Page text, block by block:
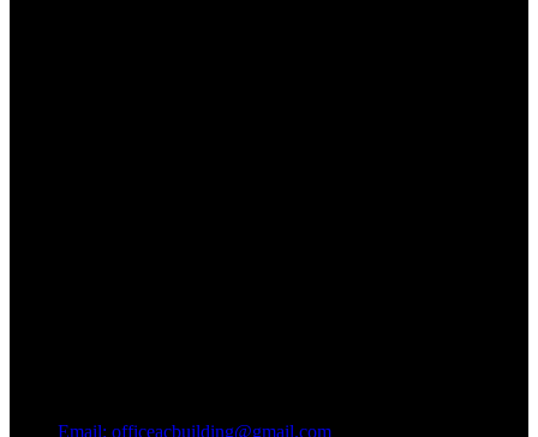
Email: officeacbuilding@gmail.com